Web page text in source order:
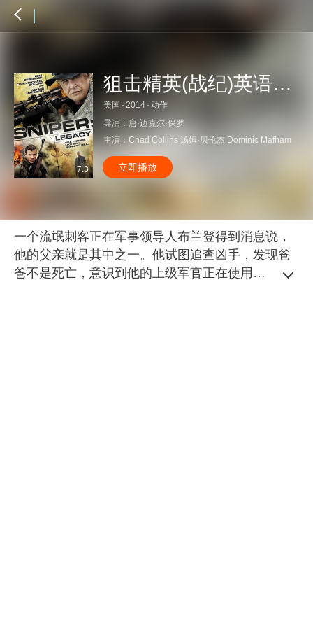
7.3
狙击精英(战纪)英语特辑
美国 · 2014 · 动作
导演： 唐·迈克尔·保罗
主演： Chad Collins 汤姆·贝伦杰 Dominic Mafham
立即播放
一个流氓刺客正在军事领导人布兰登得到消息说，
他的父亲就是其中之一。他试图追查凶手，发现爸
爸不是死亡，意识到他的上级军官正在使用他作为